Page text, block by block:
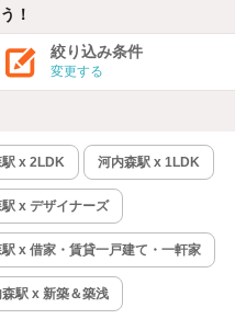
！
絞り込み条件
変更する
駅 x 2LDK 河内森駅 x 1LDK
x デザイナーズ
x 借家・賃貸一戸建て・一軒家
駅 x 新築＆築浅